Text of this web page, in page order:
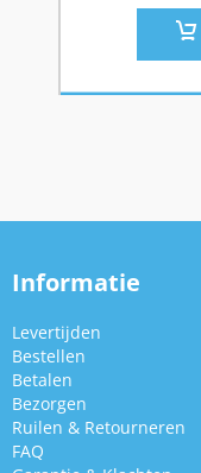
Informatie
Levertijden
Bestellen
Betalen
Bezorgen
Ruilen & Retourneren
FAQ